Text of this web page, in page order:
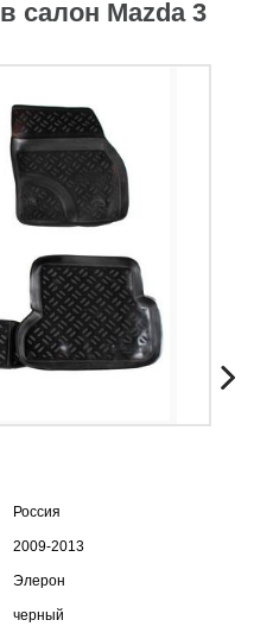
салон Mazda 3
Россия
2009-2013
Элерон
черный